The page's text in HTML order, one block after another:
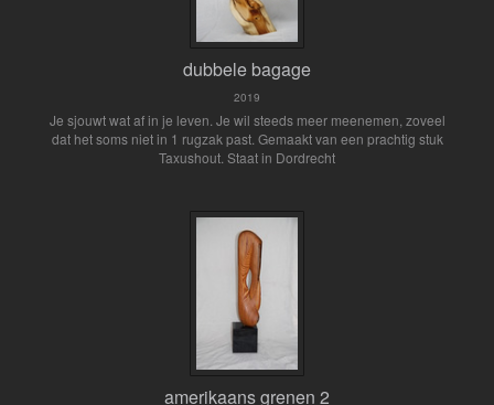
dubbele bagage
2019
Je sjouwt wat af in je leven. Je wil steeds meer meenemen, zoveel
dat het soms niet in 1 rugzak past. Gemaakt van een prachtig stuk
Taxushout. Staat in Dordrecht
amerikaans grenen 2